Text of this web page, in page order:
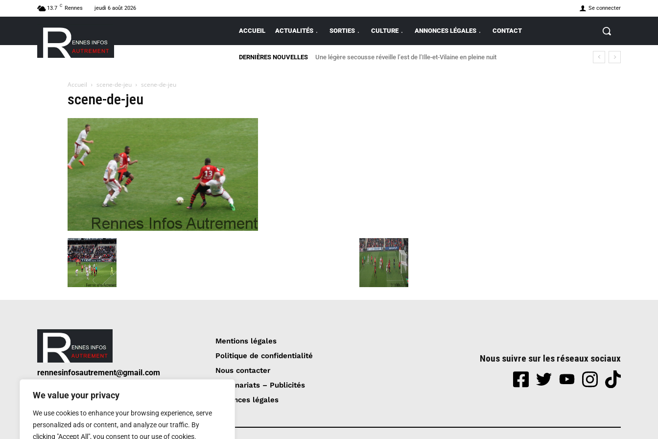
We value your privacy
We use cookies to enhance your browsing experience, serve
personalized ads or content, and analyze our traffic. By
clicking "Accept All", you consent to our use of cookies.
13.7 C Rennes jeudi 6 août 2026 Se connecter
ACCUEIL ACTUALITÉS SORTIES CULTURE ANNONCES LÉGALES CONTACT
DERNIÈRES NOUVELLES Une légère secousse réveille l’est de l’Ille-et-Vilaine en pleine nuit
Accueil scene-de-jeu scene-de-jeu
scene-de-jeu
rennesinfosautrement@gmail.com
Service de presse : 0620 W
Mentions légales
Politique de confidentialité
Nous contacter
Partenariats – Publicités
Annonces légales
Nous suivre sur les réseaux sociaux